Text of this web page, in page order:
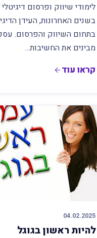
בשנים האחרונות, העידן
בתחום השיווק והפרסום.
מבינים את החשיבות…
קראו עוד
04.02.2025
להיות ראשון בגוגל